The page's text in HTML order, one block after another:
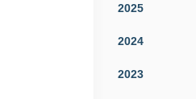
2025
2024
2023